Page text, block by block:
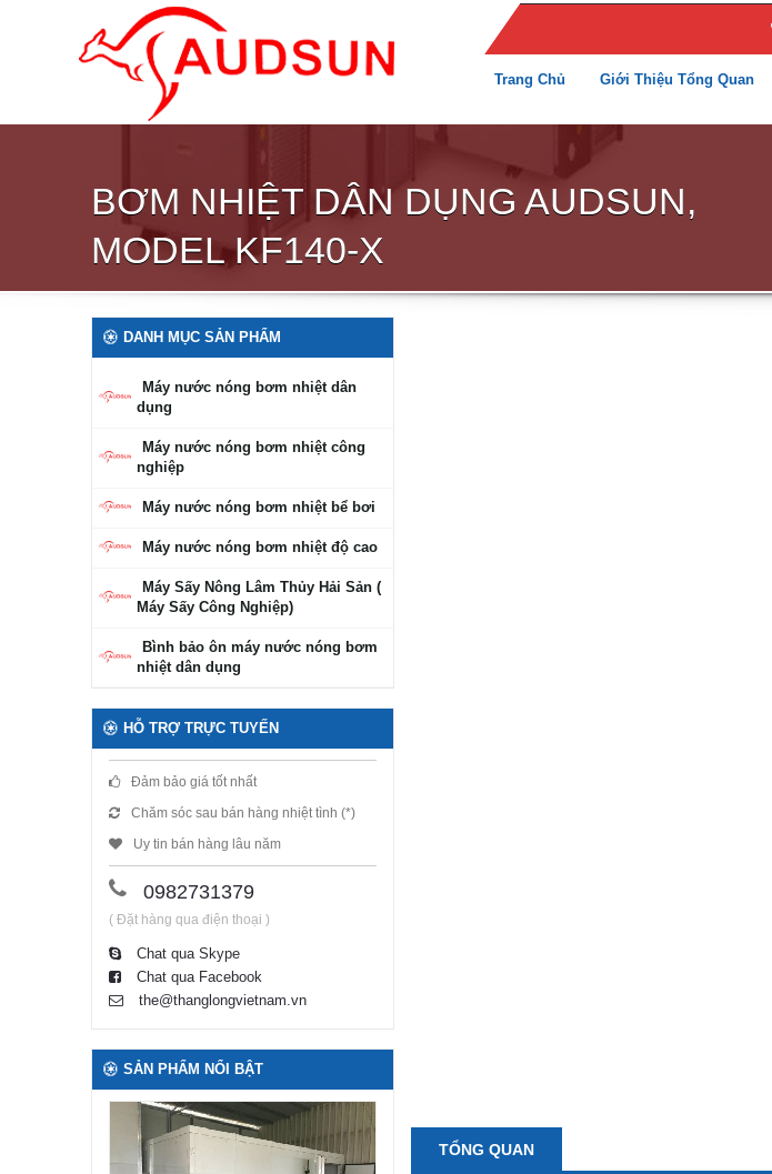
Trang Chủ Giới Thiệu Tổng Quan
BƠM NHIỆT DÂN DỤNG AUDSUN,
MODEL KF140-X
TỔNG QUAN
DANH MỤC SẢN PHẨM
Máy nước nóng bơm nhiệt dân
dụng
Máy nước nóng bơm nhiệt công
nghiệp
Máy nước nóng bơm nhiệt bể bơi
Máy nước nóng bơm nhiệt độ cao
Máy Sấy Nông Lâm Thủy Hải Sản (
Máy Sấy Công Nghiệp)
Bình bảo ôn máy nước nóng bơm
nhiệt dân dụng
HỖ TRỢ TRỰC TUYẾN
Đảm bảo giá tốt nhất
Chăm sóc sau bán hàng nhiệt tình (*)
Uy tin bán hàng lâu năm
0982731379
( Đặt hàng qua điện thoại )
Chat qua Skype
Chat qua Facebook
the@thanglongvietnam.vn
SẢN PHẨM NỔI BẬT